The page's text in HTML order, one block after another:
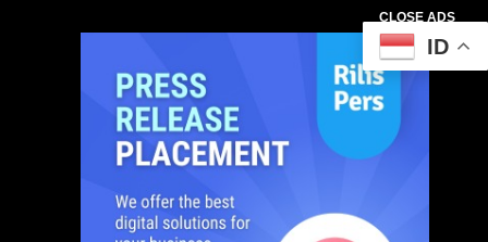
CLOSE ADS
ID